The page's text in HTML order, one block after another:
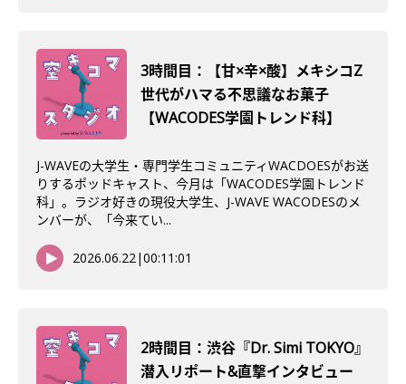
3時間目：【甘×辛×酸】メキシコZ
世代がハマる不思議なお菓子
【WACODES学園トレンド科】
J-WAVEの大学生・専門学生コミュニティWACDOESがお送
りするポッドキャスト、今月は「WACODES学園トレンド
科」。ラジオ好きの現役大学生、J-WAVE WACODESのメ
ンバーが、「今来てい...
2026.06.22|00:11:01
2時間目：渋谷『Dr. Simi TOKYO』
潜入リポート&直撃インタビュー